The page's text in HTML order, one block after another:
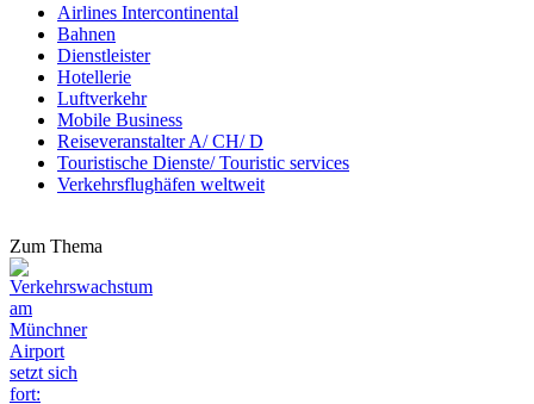
Airlines Intercontinental
Bahnen
Dienstleister
Hotellerie
Luftverkehr
Mobile Business
Reiseveranstalter A/ CH/ D
Touristische Dienste/ Touristic services
Verkehrsflughäfen weltweit
Zum Thema